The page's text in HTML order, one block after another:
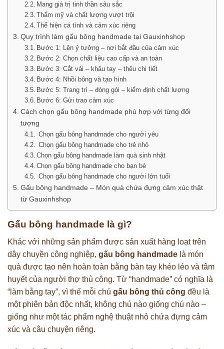
Mang giá trị tinh thần sâu sắc
Thẩm mỹ và chất lượng vượt trội
Thể hiện cá tính và cảm xúc riêng
Quy trình làm gấu bông handmade tại Gauxinhshop
Bước 1: Lên ý tưởng – nơi bắt đầu của cảm xúc
Bước 2: Chọn chất liệu cao cấp và an toàn
Bước 3: Cắt vải – khâu tay – thêu chi tiết
Bước 4: Nhồi bông và tạo hình
Bước 5: Trang trí – đóng gói – kiểm định chất lượng
Bước 6: Gửi trao cảm xúc
Cách chọn gấu bông handmade phù hợp với từng đối
tượng
Chọn gấu bông handmade cho người yêu
Chọn gấu bông handmade cho trẻ nhỏ
Chọn gấu bông handmade làm quà sinh nhật
Chọn gấu bông handmade cho bạn bè
Chọn gấu bông handmade cho người lớn tuổi
Gấu bông handmade – Món quà chứa đựng cảm xúc thật
từ Gauxinhshop
Gấu bông handmade là gì?
Khác với những sản phẩm được sản xuất hàng loạt trên
dây chuyền công nghiệp, gấu bông handmade là món
quà được tạo nên hoàn toàn bằng bàn tay khéo léo và tâm
huyết của người thợ thủ công. Từ “handmade” có nghĩa là
“làm bằng tay”, vì thế mỗi chú gấu bông thủ công đều là
một phiên bản độc nhất, không chú nào giống chú nào –
giống như một tác phẩm nghệ thuật nhỏ chứa đựng cảm
xúc và câu chuyện riêng.